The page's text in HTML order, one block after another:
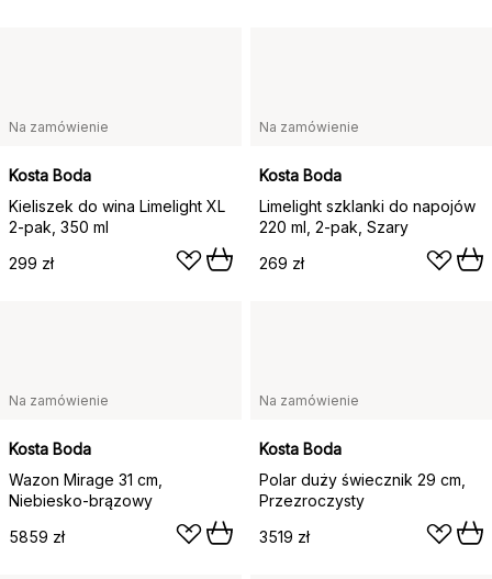
Na zamówienie
Kosta Boda
Kieliszek do wina Limelight XL
2-pak, 350 ml
299 zł
Na zamówienie
Kosta Boda
Limelight szklanki do napojów
220 ml, 2‑pak, Szary
269 zł
Na zamówienie
Kosta Boda
Wazon Mirage 31 cm,
Niebiesko-brązowy
5859 zł
Na zamówienie
Kosta Boda
Polar duży świecznik 29 cm,
Przezroczysty
3519 zł